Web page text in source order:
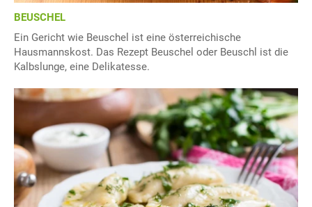
BEUSCHEL
Ein Gericht wie Beuschel ist eine österreichische
Hausmannskost. Das Rezept Beuschel oder Beuschl ist die
Kalbslunge, eine Delikatesse.